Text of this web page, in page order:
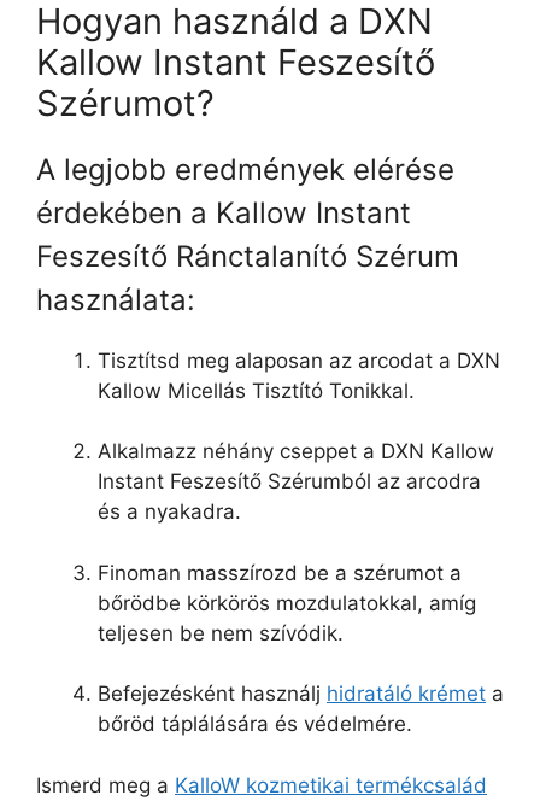
Hogyan használd a DXN
Kallow Instant Feszesítő
Szérumot?
A legjobb eredmények elérése
érdekében a Kallow Instant
Feszesítő Ránctalanító Szérum
használata:
Tisztítsd meg alaposan az arcodat a DXN
Kallow Micellás Tisztító Tonikkal.
Alkalmazz néhány cseppet a DXN Kallow
Instant Feszesítő Szérumból az arcodra
és a nyakadra.
Finoman masszírozd be a szérumot a
bőrödbe körkörös mozdulatokkal, amíg
teljesen be nem szívódik.
Befejezésként használj hidratáló krémet a
bőröd táplálására és védelmére.
Ismerd meg a KalloW kozmetikai termékcsalád